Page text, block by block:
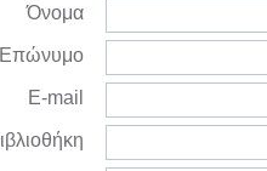
Όνομα
Επώνυμο
E-mail